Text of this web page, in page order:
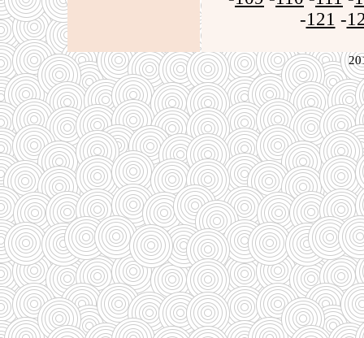
-121 -